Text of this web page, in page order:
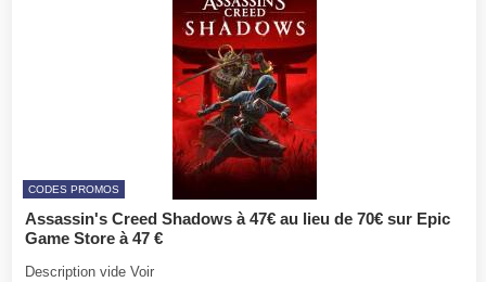
CODES PROMOS
Assassin's Creed Shadows à 47€ au lieu de 70€ sur Epic
Game Store à 47 €
Description vide Voir